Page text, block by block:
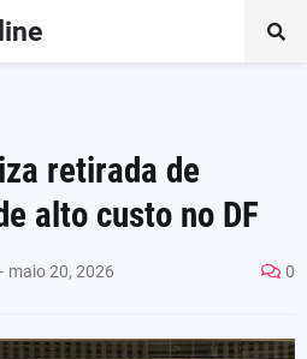
retirada de
alto custo no DF
- maio 20, 2026 0